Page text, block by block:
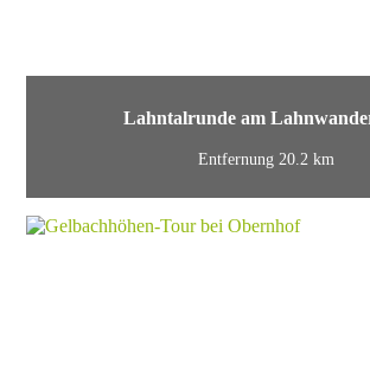
Lahntalrunde am
Entfernung 20.2 km